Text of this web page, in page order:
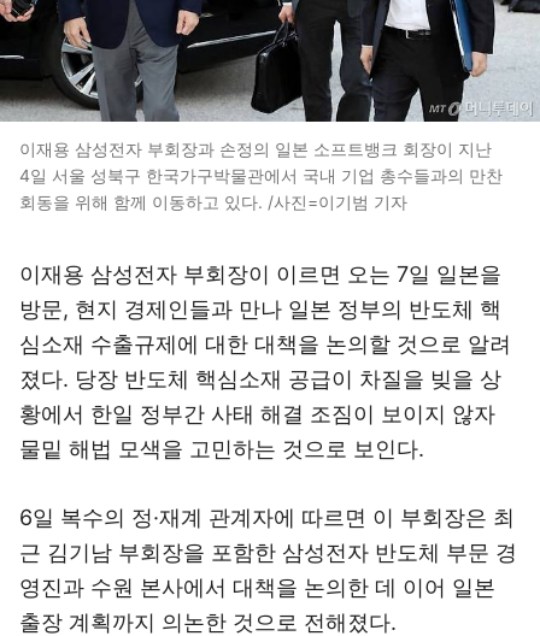
이재용 삼성전자 부회장과 손정의 일본 소프트뱅크 회장이 지난
4일 서울 성북구 한국가구박물관에서 국내 기업 총수들과의 만찬
회동을 위해 함께 이동하고 있다. /사진=이기범 기자
이재용 삼성전자 부회장이 이르면 오는 7일 일본을
방문, 현지 경제인들과 만나 일본 정부의 반도체 핵
심소재 수출규제에 대한 대책을 논의할 것으로 알려
졌다. 당장 반도체 핵심소재 공급이 차질을 빚을 상
황에서 한일 정부간 사태 해결 조짐이 보이지 않자
물밑 해법 모색을 고민하는 것으로 보인다.
6일 복수의 정·재계 관계자에 따르면 이 부회장은 최
근 김기남 부회장을 포함한 삼성전자 반도체 부문 경
영진과 수원 본사에서 대책을 논의한 데 이어 일본
출장 계획까지 의논한 것으로 전해졌다.